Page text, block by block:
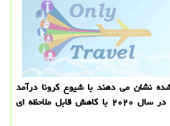
نشان می دهند با شیوع کرونا درآمد
حوزه گردشگری تونس در سال ۲۰۲۰ با کاهش قابل ملاحظه ای